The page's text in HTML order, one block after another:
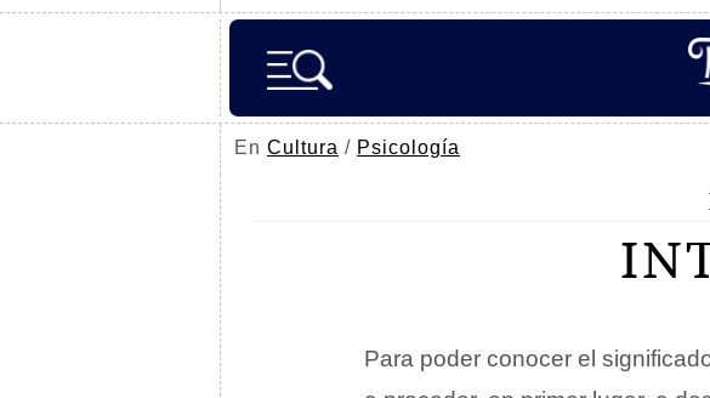
En Cultura / Psicología
Para poder conocer el